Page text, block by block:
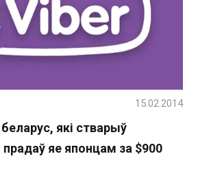
беларус, які стварыў
прадаў яе японцам за $900
15.02.2014